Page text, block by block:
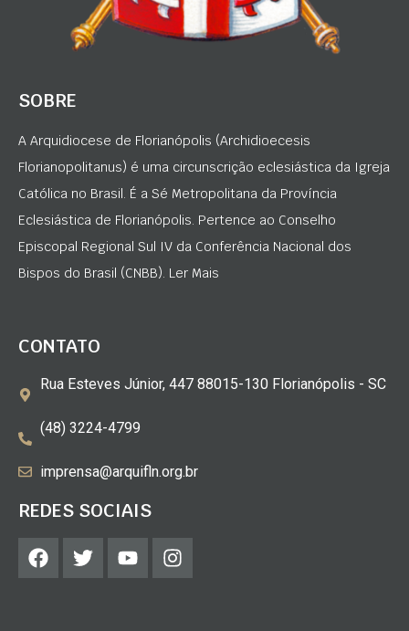
SOBRE
A Arquidiocese de Florianópolis (Archidioecesis
Florianopolitanus) é uma circunscrição eclesiástica da Igreja
Católica no Brasil. É a Sé Metropolitana da Província
Eclesiástica de Florianópolis. Pertence ao Conselho
Episcopal Regional Sul IV da Conferência Nacional dos
Bispos do Brasil (CNBB). Ler Mais
CONTATO
Rua Esteves Júnior, 447 88015-130 Florianópolis - SC
(48) 3224-4799
imprensa@arquifln.org.br
REDES SOCIAIS